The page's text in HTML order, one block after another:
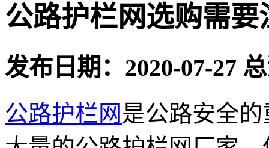
公路护栏网选购需要
发布日期：2020-07-27
公路护栏网是公路安全